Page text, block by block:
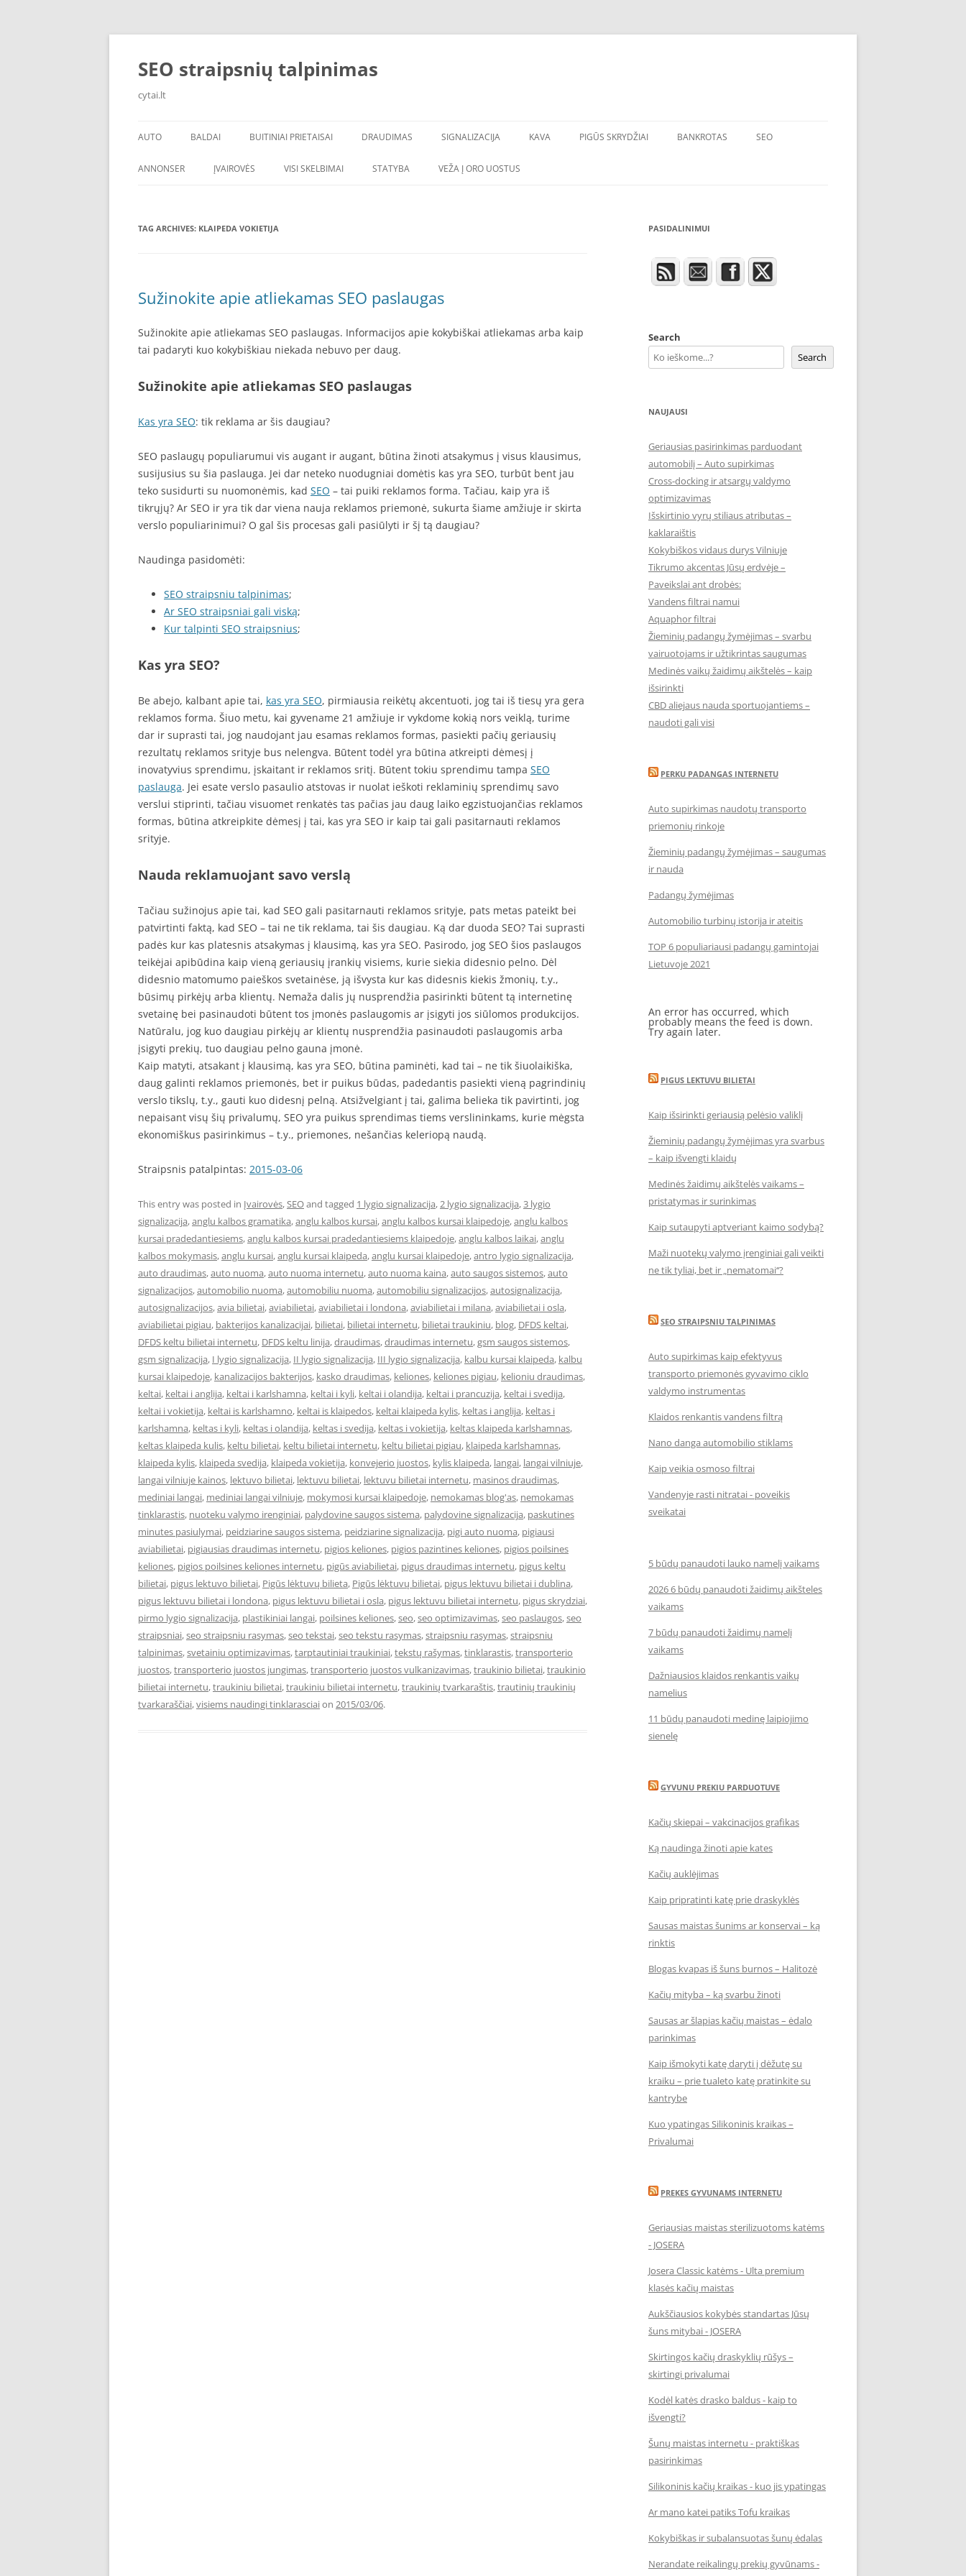
Skip
SEO straipsnių talpinimas
cytai.lt
AUTO
PADANGOS
BALDAI BUITINIAI PRIETAISAI DRAUDIMAS SIGNALIZACIJA KAVA PIGŪS SKRYDŽIAI BANKROTAS SEO
ANNONSER ĮVAIROVĖS VISI SKELBIMAI STATYBA VEŽA Į ORO UOSTUS
TAG ARCHIVES: KLAIPEDA VOKIETIJA
Sužinokite apie atliekamas SEO paslaugas
Sužinokite apie atliekamas SEO paslaugas. Informacijos apie kokybiškai atliekamas arba kaip
tai padaryti kuo kokybiškiau niekada nebuvo per daug.
Sužinokite apie atliekamas SEO paslaugas
Kas yra SEO: tik reklama ar šis daugiau?
SEO paslaugų populiarumui vis augant ir augant, būtina žinoti atsakymus į visus klausimus,
susijusius su šia paslauga. Jei dar neteko nuodugniai domėtis kas yra SEO, turbūt bent jau
teko susidurti su nuomonėmis, kad SEO – tai puiki reklamos forma. Tačiau, kaip yra iš
tikrųjų? Ar SEO ir yra tik dar viena nauja reklamos priemonė, sukurta šiame amžiuje ir skirta
verslo populiarinimui? O gal šis procesas gali pasiūlyti ir šį tą daugiau?
Naudinga pasidomėti:
SEO straipsniu talpinimas;
Ar SEO straipsniai gali viską;
Kur talpinti SEO straipsnius;
Kas yra SEO?
Be abejo, kalbant apie tai, kas yra SEO, pirmiausia reikėtų akcentuoti, jog tai iš tiesų yra gera
reklamos forma. Šiuo metu, kai gyvename 21 amžiuje ir vykdome kokią nors veiklą, turime
dar ir suprasti tai, jog naudojant jau esamas reklamos formas, pasiekti pačių geriausių
rezultatų reklamos srityje bus nelengva. Būtent todėl yra būtina atkreipti dėmesį į
inovatyvius sprendimu, įskaitant ir reklamos sritį. Būtent tokiu sprendimu tampa SEO
paslauga. Jei esate verslo pasaulio atstovas ir nuolat ieškoti reklaminių sprendimų savo
verslui stiprinti, tačiau visuomet renkatės tas pačias jau daug laiko egzistuojančias reklamos
formas, būtina atkreipkite dėmesį į tai, kas yra SEO ir kaip tai gali pasitarnauti reklamos
srityje.
Nauda reklamuojant savo verslą
Tačiau sužinojus apie tai, kad SEO gali pasitarnauti reklamos srityje, pats metas pateikt bei
patvirtinti faktą, kad SEO – tai ne tik reklama, tai šis daugiau. Ką dar duoda SEO? Tai suprasti
padės kur kas platesnis atsakymas į klausimą, kas yra SEO. Pasirodo, jog SEO šios paslaugos
teikėjai apibūdina kaip vieną geriausių įrankių visiems, kurie siekia didesnio pelno. Dėl
didesnio matomumo paieškos svetainėse, ją išvysta kur kas didesnis kiekis žmonių, t.y.,
būsimų pirkėjų arba klientų. Nemaža dalis jų nusprendžia pasirinkti būtent tą internetinę
svetainę bei pasinaudoti būtent tos įmonės paslaugomis ar įsigyti jos siūlomos produkcijos.
Natūralu, jog kuo daugiau pirkėjų ar klientų nusprendžia pasinaudoti paslaugomis arba
įsigyti prekių, tuo daugiau pelno gauna įmonė.
Kaip matyti, atsakant į klausimą, kas yra SEO, būtina paminėti, kad tai – ne tik šiuolaikiška,
daug galinti reklamos priemonės, bet ir puikus būdas, padedantis pasiekti vieną pagrindinių
verslo tikslų, t.y., gauti kuo didesnį pelną. Atsižvelgiant į tai, galima belieka tik pavirtinti, jog
nepaisant visų šių privalumų, SEO yra puikus sprendimas tiems verslininkams, kurie mėgsta
ekonomiškus pasirinkimus – t.y., priemones, nešančias keleriopą naudą.
Straipsnis patalpintas: 2015-03-06
This entry was posted in Įvairovės,SEOand tagged 1 lygio signalizacija,2 lygio signalizacija,3 lygio
signalizacija,anglu kalbos gramatika,anglu kalbos kursai,anglu kalbos kursai klaipedoje,anglu kalbos
kursai pradedantiesiems,anglu kalbos kursai pradedantiesiems klaipedoje,anglu kalbos laikai,anglu
kalbos mokymasis,anglu kursai,anglu kursai klaipeda,anglu kursai klaipedoje,antro lygio signalizacija,
auto draudimas,auto nuoma,auto nuoma internetu,auto nuoma kaina,auto saugos sistemos,auto
signalizacijos,automobilio nuoma,automobiliu nuoma,automobiliu signalizacijos,autosignalizacija,
autosignalizacijos,avia bilietai,aviabilietai,aviabilietai i londona,aviabilietai i milana,aviabilietai i osla,
aviabilietai pigiau, bakterijos kanalizacijai, bilietai, bilietai internetu, bilietai traukiniu, blog, DFDS keltai,
DFDS keltu bilietai internetu, DFDS keltu linija,draudimas,draudimas internetu,gsm saugos sistemos,
gsm signalizacija, I lygio signalizacija, II lygio signalizacija, III lygio signalizacija, kalbu kursai klaipeda, kalbu
kursai klaipedoje, kanalizacijos bakterijos, kasko draudimas, keliones, keliones pigiau, kelioniu draudimas,
keltai, keltai i anglija, keltai i karlshamna, keltai i kyli, keltai i olandija, keltai i prancuzija, keltai i svedija,
keltai i vokietija, keltai is karlshamno, keltai is klaipedos, keltai klaipeda kylis, keltas i anglija, keltas i
karlshamna, keltas i kyli, keltas i olandija, keltas i svedija, keltas i vokietija, keltas klaipeda karlshamnas,
keltas klaipeda kulis, keltu bilietai, keltu bilietai internetu, keltu bilietai pigiau, klaipeda karlshamnas,
klaipeda kylis, klaipeda svedija, klaipeda vokietija, konvejerio juostos, kylis klaipeda, langai, langai vilniuje,
langai vilniuje kainos, lektuvo bilietai, lektuvu bilietai, lektuvu bilietai internetu, masinos draudimas,
mediniai langai, mediniai langai vilniuje, mokymosi kursai klaipedoje, nemokamas blog'as, nemokamas
tinklarastis, nuoteku valymo irenginiai, palydovine saugos sistema, palydovine signalizacija, paskutines
minutes pasiulymai, peidziarine saugos sistema, peidziarine signalizacija, pigi auto nuoma, pigiausi
aviabilietai, pigiausias draudimas internetu, pigios keliones, pigios pazintines keliones, pigios poilsines
keliones, pigios poilsines keliones internetu, pigūs aviabilietai, pigus draudimas internetu, pigus keltu
bilietai, pigus lektuvo bilietai, Pigūs lėktuvų bilieta, Pigūs lėktuvų bilietai, pigus lektuvu bilietai i dublina,
pigus lektuvu bilietai i londona, pigus lektuvu bilietai i osla, pigus lektuvu bilietai internetu, pigus skrydziai,
pirmo lygio signalizacija, plastikiniai langai, poilsines keliones,seo,seo optimizavimas,seo paslaugos,seo
straipsniai,seo straipsniu rasymas,seo tekstai,seo tekstu rasymas,straipsniu rasymas,straipsniu
talpinimas,svetainiu optimizavimas,tarptautiniai traukiniai,tekstų rašymas,tinklarastis,transporterio
juostos,transporterio juostos jungimas,transporterio juostos vulkanizavimas,traukinio bilietai,traukinio
bilietai internetu,traukiniu bilietai,traukiniu bilietai internetu,traukinių tvarkaraštis,trautinių traukinių
tvarkaraščiai,visiems naudingi tinklarasciaion 2015/03/06.
PASIDALINIMUI
Search
Search
NAUJAUSI
Geriausias pasirinkimas parduodant
automobilį – Auto supirkimas
Cross-docking ir atsargų valdymo
optimizavimas
Išskirtinio vyrų stiliaus atributas –
kaklaraištis
Kokybiškos vidaus durys Vilniuje
Tikrumo akcentas Jūsų erdvėje –
Paveikslai ant drobės:
Vandens filtrai namui
Aquaphor filtrai
Žieminių padangų žymėjimas – svarbu
vairuotojams ir užtikrintas saugumas
Medinės vaikų žaidimų aikštelės – kaip
išsirinkti
CBD aliejaus nauda sportuojantiems –
naudoti gali visi
PERKU PADANGAS INTERNETU
Auto supirkimas naudotų transporto
priemonių rinkoje
Žieminių padangų žymėjimas – saugumas
ir nauda
Padangų žymėjimas
Automobilio turbinų istorija ir ateitis
TOP 6 populiariausi padangų gamintojai
Lietuvoje 2021
An error has occurred, which
probably means the feed is down.
Try again later.
PIGUS LEKTUVU BILIETAI
Kaip išsirinkti geriausią pelėsio valiklį
Žieminių padangų žymėjimas yra svarbus
– kaip išvengti klaidų
Medinės žaidimų aikštelės vaikams –
pristatymas ir surinkimas
Kaip sutaupyti aptveriant kaimo sodybą?
Maži nuotekų valymo įrenginiai gali veikti
ne tik tyliai, bet ir „nematomai‘‘?
SEO STRAIPSNIU TALPINIMAS
Auto supirkimas kaip efektyvus
transporto priemonės gyvavimo ciklo
valdymo instrumentas
Klaidos renkantis vandens filtrą
Nano danga automobilio stiklams
Kaip veikia osmoso filtrai
Vandenyje rasti nitratai - poveikis
sveikatai
5 būdų panaudoti lauko namelį vaikams
2026 6 būdų panaudoti žaidimų aikšteles
vaikams
7 būdų panaudoti žaidimų namelį
vaikams
Dažniausios klaidos renkantis vaikų
namelius
11 būdų panaudoti medinę laipiojimo
sienelę
GYVUNU PREKIU PARDUOTUVE
Kačių skiepai – vakcinacijos grafikas
Ką naudinga žinoti apie kates
Kačių auklėjimas
Kaip pripratinti katę prie draskyklės
Sausas maistas šunims ar konservai – ką
rinktis
Blogas kvapas iš šuns burnos – Halitozė
Kačių mityba – ką svarbu žinoti
Sausas ar šlapias kačių maistas – ėdalo
parinkimas
Kaip išmokyti katę daryti į dėžutę su
kraiku – prie tualeto katę pratinkite su
kantrybe
Kuo ypatingas Silikoninis kraikas –
Privalumai
PREKES GYVUNAMS INTERNETU
Geriausias maistas sterilizuotoms katėms
- JOSERA
Josera Classic katėms - Ulta premium
klasės kačių maistas
Aukščiausios kokybės standartas Jūsų
šuns mitybai - JOSERA
Skirtingos kačių draskyklių rūšys –
skirtingi privalumai
Kodėl katės drasko baldus - kaip to
išvengti?
Šunų maistas internetu - praktiškas
pasirinkimas
Silikoninis kačių kraikas - kuo jis ypatingas
Ar mano katei patiks Tofu kraikas
Kokybiškas ir subalansuotas šunų ėdalas
Nerandate reikalingų prekių gyvūnams -